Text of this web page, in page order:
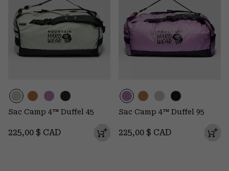
Sac Camp 4™ Duffel 45
Regular price:
225,00 $ CAD
Sac Camp 4™ Duffel 95
Regular price:
225,00 $ CAD